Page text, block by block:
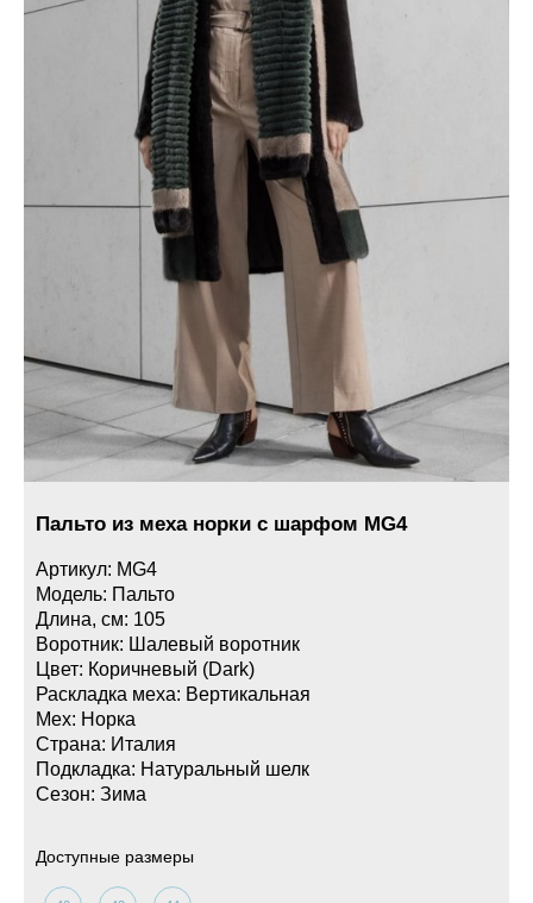
Пальто из меха норки с шарфом MG4
Артикул: MG4
Модель: Пальто
Длина, см: 105
Воротник: Шалевый воротник
Цвет: Коричневый (Dark)
Раскладка меха: Вертикальная
Мех: Норка
Страна: Италия
Подкладка: Натуральный шелк
Сезон: Зима
Доступные размеры